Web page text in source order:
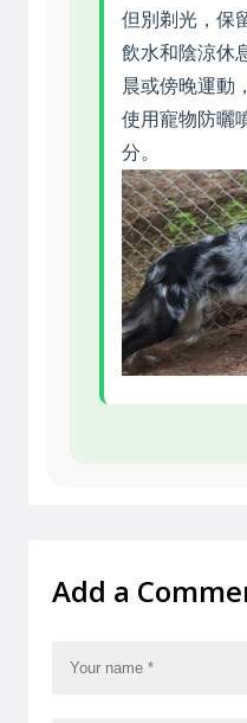
但別剃光，保
飲水和陰涼休
晨或傍晚運動
使用寵物防曬
分。
Add a